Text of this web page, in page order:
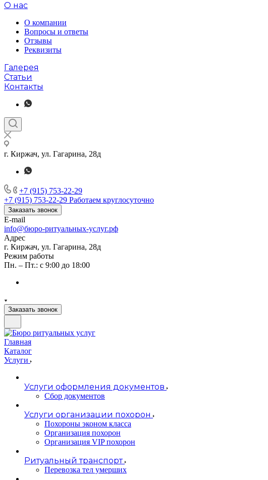
О нас
О компании
Вопросы и ответы
Отзывы
Реквизиты
Галерея
Статьи
Контакты
г. Киржач, ул. Гагарина, 28д
+7 (915) 753-22-29
+7 (915) 753-22-29 Работаем круглосуточно
Заказать звонок
E-mail
info@бюро-ритуальных-услуг.рф
Адрес
г. Киржач, ул. Гагарина, 28д
Режим работы
Пн. – Пт.: с 9:00 до 18:00
Заказать звонок
Главная
Каталог
Услуги
Услуги оформления документов
Сбор документов
Услуги организации похорон
Похороны эконом класса
Организация похорон
Организация VIP похорон
Ритуальный транспорт
Перевозка тел умерших